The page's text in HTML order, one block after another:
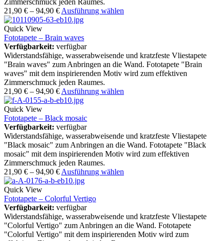
Zimmerschmuck jeden Raumes.
21,90 € – 94,90 € Ausführung wählen
Quick View
Fototapete – Brain waves
Verfügbarkeit: verfügbar
Widerstandsfähige, wasserabweisende und kratzfeste Vliestapete
"Brain waves" zum Anbringen an die Wand. Fototapete "Brain
waves" mit dem inspirierenden Motiv wird zum effektiven
Zimmerschmuck jeden Raumes.
21,90 € – 94,90 € Ausführung wählen
Quick View
Fototapete – Black mosaic
Verfügbarkeit: verfügbar
Widerstandsfähige, wasserabweisende und kratzfeste Vliestapete
"Black mosaic" zum Anbringen an die Wand. Fototapete "Black
mosaic" mit dem inspirierenden Motiv wird zum effektiven
Zimmerschmuck jeden Raumes.
21,90 € – 94,90 € Ausführung wählen
Quick View
Fototapete – Colorful Vertigo
Verfügbarkeit: verfügbar
Widerstandsfähige, wasserabweisende und kratzfeste Vliestapete
"Colorful Vertigo" zum Anbringen an die Wand. Fototapete
"Colorful Vertigo" mit dem inspirierenden Motiv wird zum